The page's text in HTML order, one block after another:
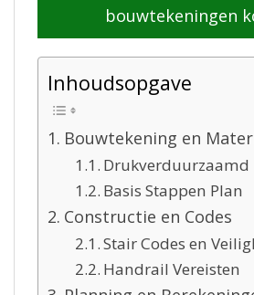
bouwtekeningen
Inhoudsopgave
Bouwtekening en
Drukverduurzaamd
Basis Stappen Plan
Constructie en Codes
Stair Codes en
Handrail Vereisten